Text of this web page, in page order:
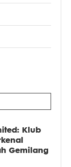
Klub
Gemilang